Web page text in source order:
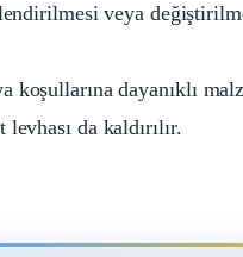
veya
dayanıklı
da kaldırılır.